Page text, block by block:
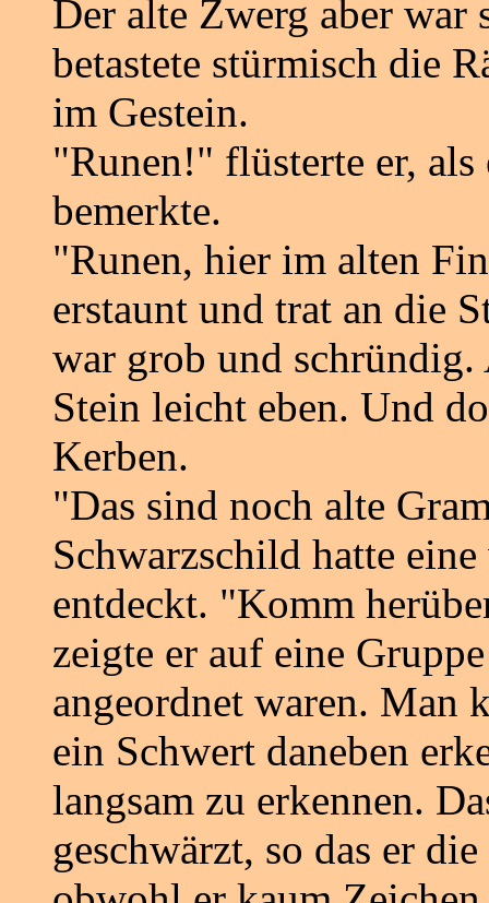
Der alte Zwerg aber war
betastete stürmisch die
im Gestein.
"Runen!" flüsterte er,
bemerkte.
"Runen, hier im alten
erstaunt und trat an die
war grob und schründig.
Stein leicht eben. Und
Kerben.
"Das sind noch alte
Schwarzschild hatte
entdeckt. "Komm
zeigte er auf eine
angeordnet waren. Man
ein Schwert daneben
langsam zu erkennen.
geschwärzt, so das er